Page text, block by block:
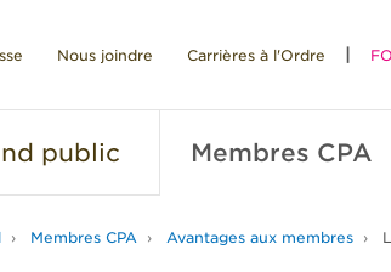
Nous joindre Carrières à l'Ordre
public Membres CPA
Membres CPA Avantages aux membres